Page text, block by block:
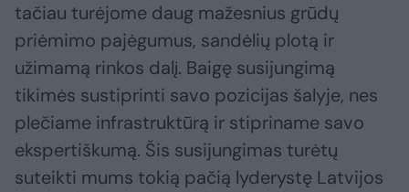
tačiau turėjome daug mažesnius grūdų
priėmimo pajėgumus, sandėlių plotą ir
užimamą rinkos dalį. Baigę susijungimą
tikimės sustiprinti savo pozicijas šalyje, nes
plečiame infrastruktūrą ir stipriname savo
ekspertiškumą. Šis susijungimas turėtų
suteikti mums tokią pačią lyderystę Latvijos